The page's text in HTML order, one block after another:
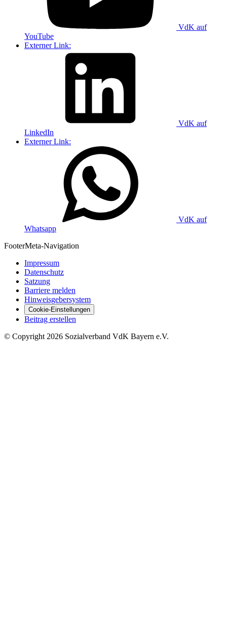
VdK auf
YouTube
Externer Link:
VdK auf
LinkedIn
Externer Link:
VdK auf
Whatsapp
FooterMeta-Navigation
Impressum
Datenschutz
Satzung
Barriere melden
Hinweisgebersystem
Cookie-Einstellungen
Beitrag erstellen
© Copyright 2026 Sozialverband VdK Bayern e.V.